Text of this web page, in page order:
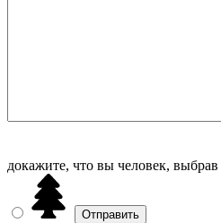
докажите, что вы человек, выбрав